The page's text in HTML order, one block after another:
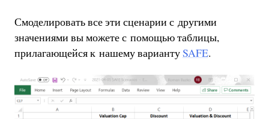
Смоделировать все эти сценарии с другими
значениями вы можете с помощью таблицы,
прилагающейся к нашему вариантуSAFE.